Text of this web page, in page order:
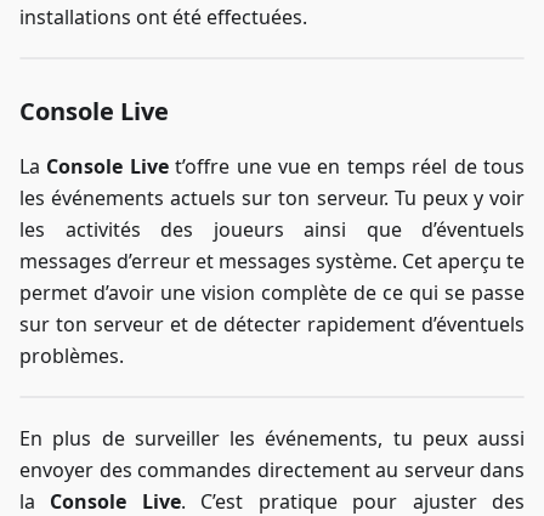
installations ont été effectuées.
Console Live
La Console Livet’offre une vue en temps réel de tous
les événements actuels sur ton serveur. Tu peux y voir
les activités des joueurs ainsi que d’éventuels
messages d’erreur et messages système. Cet aperçu te
permet d’avoir une vision complète de ce qui se passe
sur ton serveur et de détecter rapidement d’éventuels
problèmes.
En plus de surveiller les événements, tu peux aussi
envoyer des commandes directement au serveur dans
la Console Live. C’est pratique pour ajuster des